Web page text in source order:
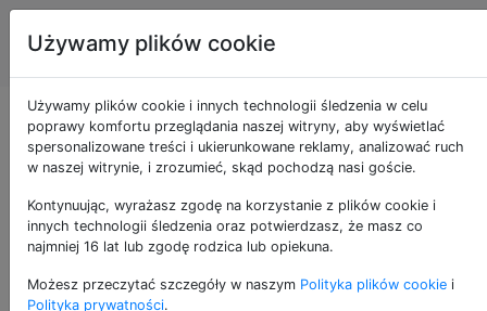
Computational
Science
Zalecenia dotyczące
użytecznej, szybkiej
biblioteki macierzy C
++?
Używamy plików cookie
Używamy plików cookie i innych technologii śledzenia w celu
poprawy komfortu przeglądania naszej witryny, aby wyświetlać
spersonalizowane treści i ukierunkowane reklamy, analizować ruch
w naszej witrynie, i zrozumieć, skąd pochodzą nasi goście.
Kontynuując, wyrażasz zgodę na korzystanie z plików cookie i
innych technologii śledzenia oraz potwierdzasz, że masz co
najmniej 16 lat lub zgodę rodzica lub opiekuna.
Możesz przeczytać szczegóły w naszym Polityka plików cookie i
Polityka prywatności.